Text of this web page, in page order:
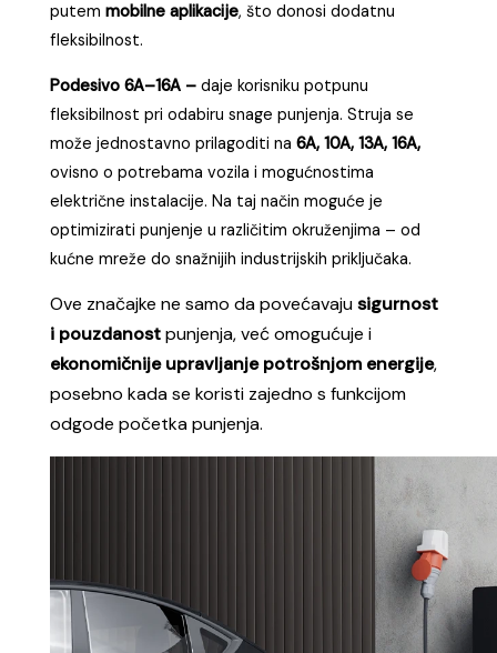
putemmobilne aplikacije, što donosi dodatnu
fleksibilnost.
Podesivo 6A–16A –daje korisniku potpunu
fleksibilnost pri odabiru snage punjenja. Struja se
može jednostavno prilagoditi na6A, 10A, 13A, 16A,
ovisno o potrebama vozila i mogućnostima
električne instalacije. Na taj način moguće je
optimizirati punjenje u različitim okruženjima – od
kućne mreže do snažnijih industrijskih priključaka.
Ove značajke ne samo da povećavajusigurnost
i pouzdanostpunjenja, već omogućuje i
ekonomičnije upravljanje potrošnjom energije,
posebno kada se koristi zajedno s funkcijom
odgode početka punjenja.